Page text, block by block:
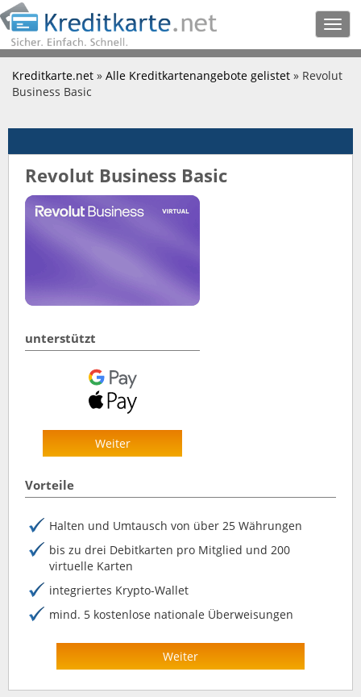
Kreditkarte.net » Alle Kreditkartenangebote gelistet » Revolut
Business Basic
Revolut Business Basic
unterstützt
Weiter
Vorteile
Halten und Umtausch von über 25 Währungen
bis zu drei Debitkarten pro Mitglied und 200
virtuelle Karten
integriertes Krypto-Wallet
mind. 5 kostenlose nationale Überweisungen
Weiter